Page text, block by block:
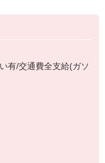
て働けます♪
！
有/交通費全支給(ガソ